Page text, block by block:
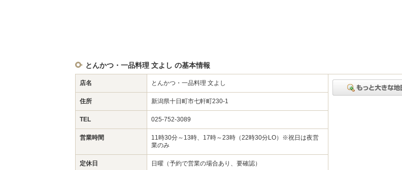
とんかつ・一品料理 文よし の基本情報
店名 とんかつ・一品料理 文よし
住所 新潟県十日町市七軒町230-1
TEL 025-752-3089
営業時間
11時30分～13時、17時～23時（22時30分LO）※祝日は夜営
業のみ
定休日 日曜（予約で営業の場合あり、要確認）